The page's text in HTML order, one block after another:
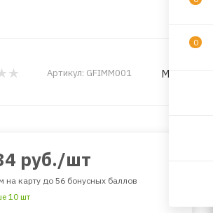
Артикул: GFIMM001 MILES
руб./шт
на карту до 56 бонусных баллов
10 шт
0